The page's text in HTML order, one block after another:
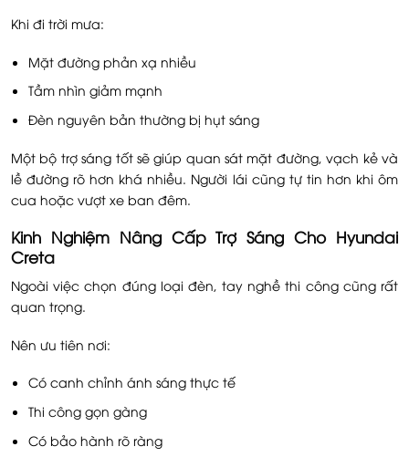
Khi đi trời mưa:
Mặt đường phản xạ nhiều
Tầm nhìn giảm mạnh
Đèn nguyên bản thường bị hụt sáng
Một bộ trợ sáng tốt sẽ giúp quan sát mặt đường, vạch kẻ và
lề đường rõ hơn khá nhiều. Người lái cũng tự tin hơn khi ôm
cua hoặc vượt xe ban đêm.
Kinh Nghiệm Nâng Cấp Trợ Sáng Cho Hyundai
Creta
Ngoài việc chọn đúng loại đèn, tay nghề thi công cũng rất
quan trọng.
Nên ưu tiên nơi:
Có canh chỉnh ánh sáng thực tế
Thi công gọn gàng
Có bảo hành rõ ràng